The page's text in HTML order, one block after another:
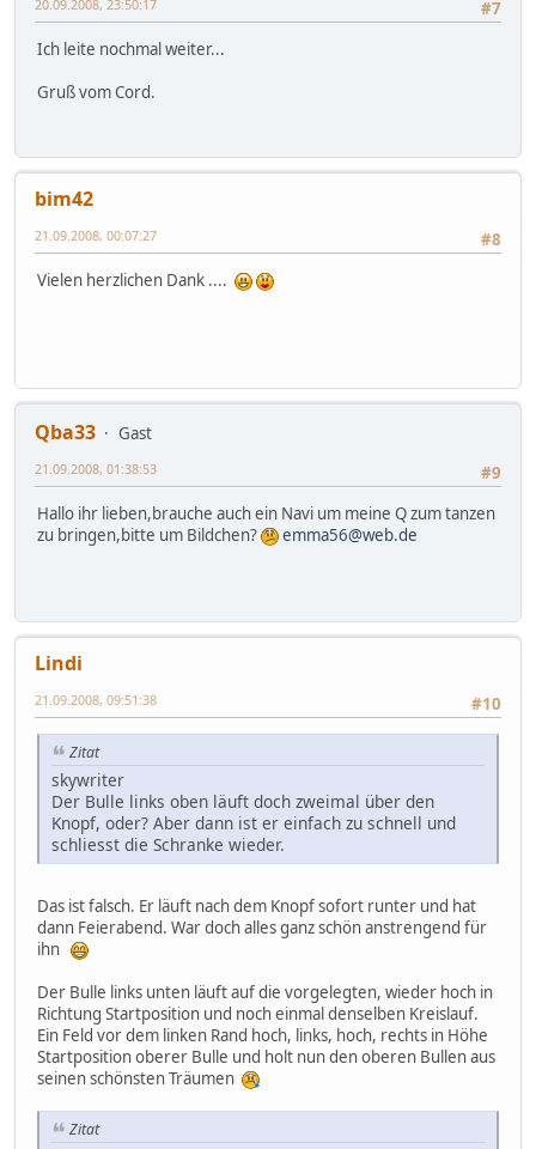
#7
20.09.2008, 23:50:17
Ich leite nochmal weiter...
Gruß vom Cord.
bim42
#8
21.09.2008, 00:07:27
Vielen herzlichen Dank ....
Qba33
Gast
#9
21.09.2008, 01:38:53
Hallo ihr lieben,brauche auch ein Navi um meine Q zum tanzen
zu bringen,bitte um Bildchen?
emma56@web.de
Lindi
#10
21.09.2008, 09:51:38
Zitat
skywriter
Der Bulle links oben läuft doch zweimal über den
Knopf, oder? Aber dann ist er einfach zu schnell und
schliesst die Schranke wieder.
Das ist falsch. Er läuft nach dem Knopf sofort runter und hat
dann Feierabend. War doch alles ganz schön anstrengend für
ihn
Der Bulle links unten läuft auf die vorgelegten, wieder hoch in
Richtung Startposition und noch einmal denselben Kreislauf.
Ein Feld vor dem linken Rand hoch, links, hoch, rechts in Höhe
Startposition oberer Bulle und holt nun den oberen Bullen aus
seinen schönsten Träumen
Zitat